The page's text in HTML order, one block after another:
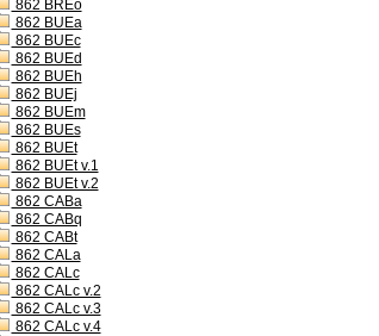
862 BREo
862 BUEa
862 BUEc
862 BUEd
862 BUEh
862 BUEj
862 BUEm
862 BUEs
862 BUEt
862 BUEt v.1
862 BUEt v.2
862 CABa
862 CABq
862 CABt
862 CALa
862 CALc
862 CALc v.2
862 CALc v.3
862 CALc v.4